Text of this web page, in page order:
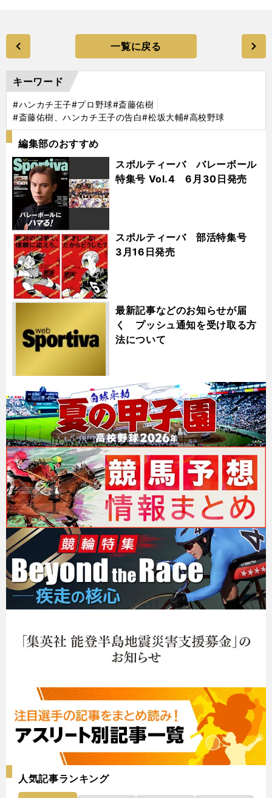
一覧に戻る
キーワード
#ハンカチ王子#プロ野球#斎藤佑樹
#斎藤佑樹、ハンカチ王子の告白#松坂大輔#高校野球
編集部のおすすめ
スポルティーバ バレーボール
特集号 Vol.4 6月30日発売
スポルティーバ 部活特集号
3月16日発売
最新記事などのお知らせが届
く プッシュ通知を受け取る方
法について
人気記事ランキング